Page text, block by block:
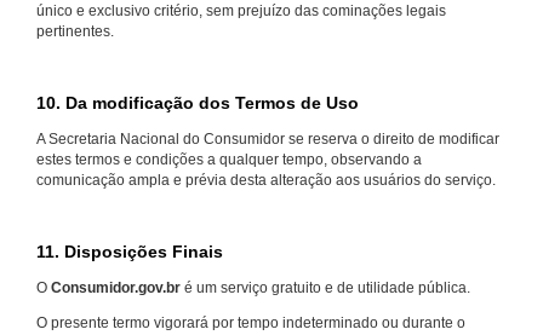
único e exclusivo critério, sem prejuízo das cominações legais
pertinentes.
10. Da modificação dos Termos de Uso
A Secretaria Nacional do Consumidor se reserva o direito de modificar
estes termos e condições a qualquer tempo, observando a
comunicação ampla e prévia desta alteração aos usuários do serviço.
11. Disposições Finais
O Consumidor.gov.br é um serviço gratuito e de utilidade pública.
O presente termo vigorará por tempo indeterminado ou durante o